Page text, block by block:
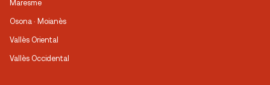
Maresme
Osona · Moianès
Vallès Oriental
Vallès Occidental